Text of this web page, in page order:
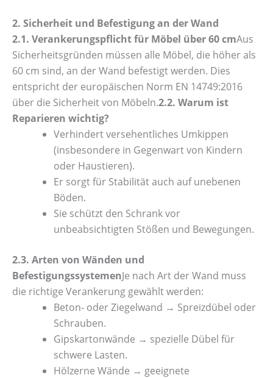
2. Sicherheit und Befestigung an der Wand
2.1. Verankerungspflicht für Möbel über 60 cmAus
Sicherheitsgründen müssen alle Möbel, die höher als
60 cm sind, an der Wand befestigt werden. Dies
entspricht der europäischen Norm EN 14749:2016
über die Sicherheit von Möbeln.2.2. Warum ist
Reparieren wichtig?
Verhindert versehentliches Umkippen
(insbesondere in Gegenwart von Kindern
oder Haustieren).
Er sorgt für Stabilität auch auf unebenen
Böden.
Sie schützt den Schrank vor
unbeabsichtigten Stößen und Bewegungen.
2.3. Arten von Wänden und
BefestigungssystemenJe nach Art der Wand muss
die richtige Verankerung gewählt werden:
Beton- oder Ziegelwand → Spreizdübel oder
Schrauben.
Gipskartonwände → spezielle Dübel für
schwere Lasten.
Hölzerne Wände → geeignete